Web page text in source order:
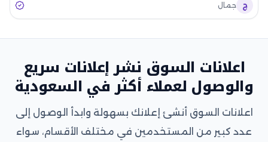
ج جمال
اعلانات السوق نشر إعلانات سريع
والوصول لعملاء أكثر في السعودية
اعلانات السوق أنشئ إعلانك بسهولة وابدأ الوصول إلى
عدد كبير من المستخدمين في مختلف الأقسام، سواء